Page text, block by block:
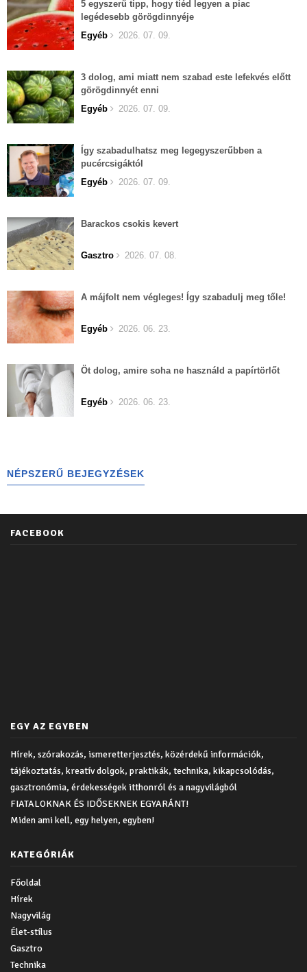
5 egyszerű tipp, hogy tiéd legyen a piac
legédesebb görögdinnyéje
Egyéb
2026. 07. 09.
3 dolog, ami miatt nem szabad este lefekvés előtt
görögdinnyét enni
Egyéb
2026. 07. 09.
Így szabadulhatsz meg legegyszerűbben a
pucércsigáktól
Egyéb
2026. 07. 09.
Barackos csokis kevert
Gasztro 2026. 07. 08.
A májfolt nem végleges! Így szabadulj meg tőle!
Egyéb 2026. 06. 23.
Öt dolog, amire soha ne használd a papírtörlőt
Egyéb 2026. 06. 23.
NÉPSZERŰ BEJEGYZÉSEK
FACEBOOK
EGY AZ EGYBEN
Hírek, szórakozás, ismeretterjesztés, közérdekű információk,
tájékoztatás, kreatív dolgok, praktikák, technika, kikapcsolódás,
gasztronómia, érdekességek itthonról és a nagyvilágból
FIATALOKNAK ÉS IDŐSEKNEK EGYARÁNT!
Miden ami kell, egy helyen, egyben!
KATEGÓRIÁK
Főoldal
Hírek
Nagyvilág
Élet-stílus
Gasztro
Technika